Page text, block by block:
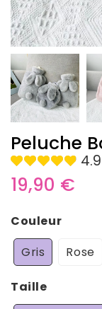
Peluche
19,90 €
price
Couleur
Gris
Rose
Taille